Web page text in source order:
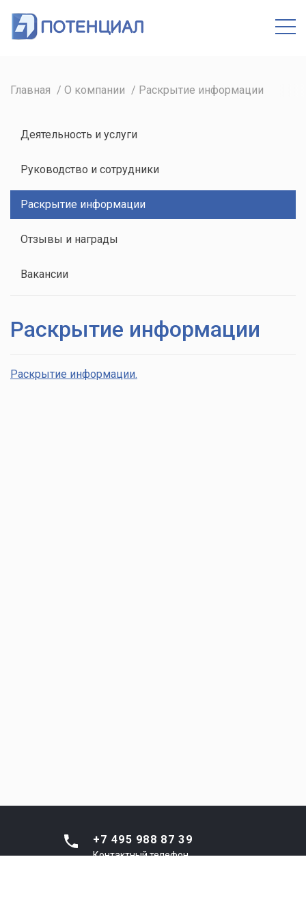
Главная О компании Раскрытие информации
Деятельность и услуги
Руководство и сотрудники
Раскрытие информации
Отзывы и награды
Вакансии
Раскрытие информации
Раскрытие информации.
+7 495 988 87 39
Контактный телефон